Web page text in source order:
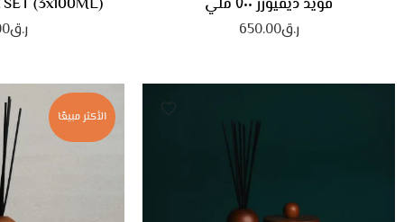
ر.ق650.00 ر.ق
الأكثر مبيعًا